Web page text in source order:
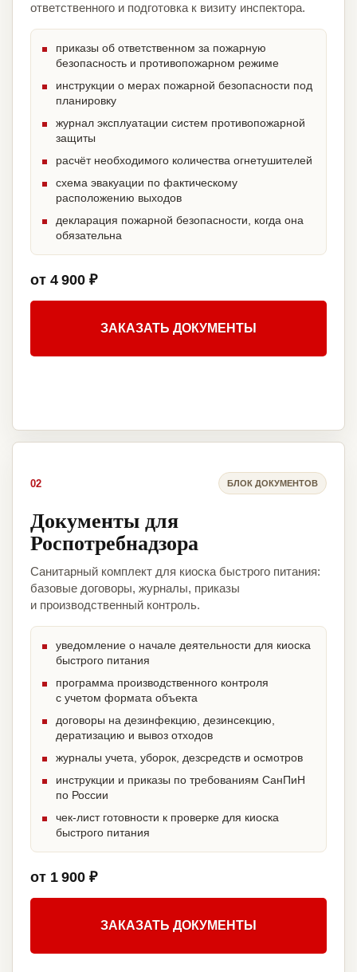
ответственного и подготовка к визиту инспектора.
приказы об ответственном за пожарную
безопасность и противопожарном режиме
инструкции о мерах пожарной безопасности под
планировку
журнал эксплуатации систем противопожарной
защиты
расчёт необходимого количества огнетушителей
схема эвакуации по фактическому
расположению выходов
декларация пожарной безопасности, когда она
обязательна
от 4 900 ₽
ЗАКАЗАТЬ ДОКУМЕНТЫ
02 БЛОК ДОКУМЕНТОВ
Документы для
Роспотребнадзора
Санитарный комплект для киоска быстрого питания:
базовые договоры, журналы, приказы
и производственный контроль.
уведомление о начале деятельности для киоска
быстрого питания
программа производственного контроля
с учетом формата объекта
договоры на дезинфекцию, дезинсекцию,
дератизацию и вывоз отходов
журналы учета, уборок, дезсредств и осмотров
инструкции и приказы по требованиям СанПиН
по России
чек-лист готовности к проверке для киоска
быстрого питания
от 1 900 ₽
ЗАКАЗАТЬ ДОКУМЕНТЫ